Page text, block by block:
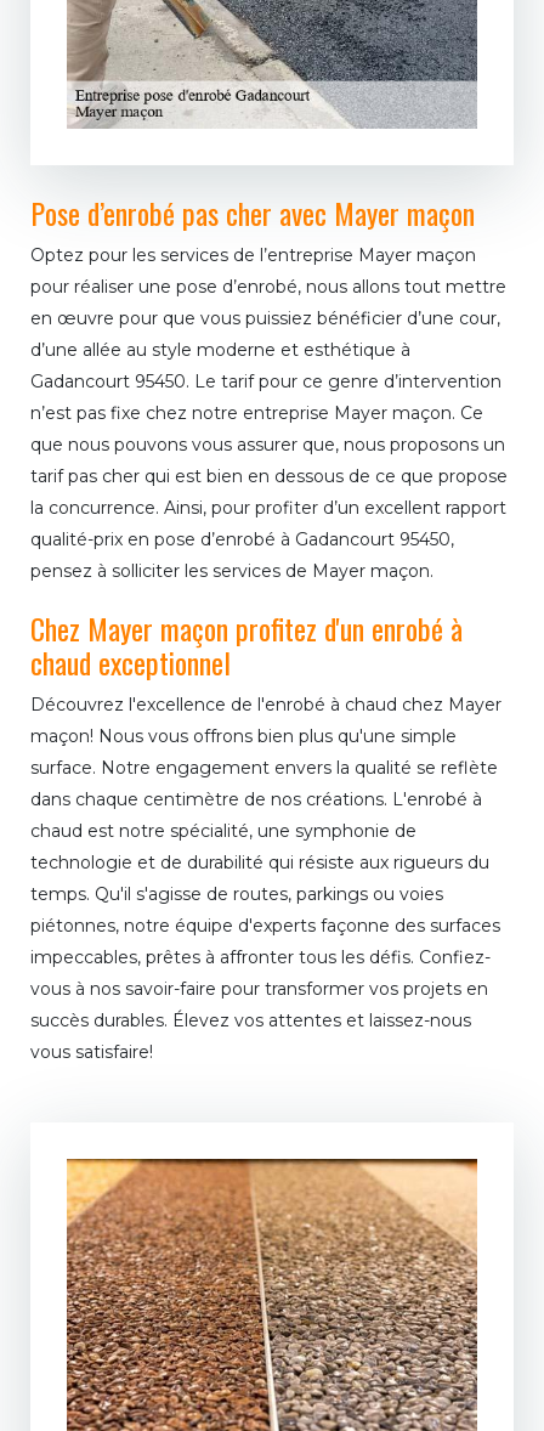
Pose d’enrobé pas cher avec Mayer maçon
Optez pour les services de l’entreprise Mayer maçon
pour réaliser une pose d’enrobé, nous allons tout mettre
en œuvre pour que vous puissiez bénéficier d’une cour,
d’une allée au style moderne et esthétique à
Gadancourt 95450. Le tarif pour ce genre d’intervention
n’est pas fixe chez notre entreprise Mayer maçon. Ce
que nous pouvons vous assurer que, nous proposons un
tarif pas cher qui est bien en dessous de ce que propose
la concurrence. Ainsi, pour profiter d’un excellent rapport
qualité-prix en pose d’enrobé à Gadancourt 95450,
pensez à solliciter les services de Mayer maçon.
Chez Mayer maçon profitez d'un enrobé à
chaud exceptionnel
Découvrez l'excellence de l'enrobé à chaud chez Mayer
maçon! Nous vous offrons bien plus qu'une simple
surface. Notre engagement envers la qualité se reflète
dans chaque centimètre de nos créations. L'enrobé à
chaud est notre spécialité, une symphonie de
technologie et de durabilité qui résiste aux rigueurs du
temps. Qu'il s'agisse de routes, parkings ou voies
piétonnes, notre équipe d'experts façonne des surfaces
impeccables, prêtes à affronter tous les défis. Confiez-
vous à nos savoir-faire pour transformer vos projets en
succès durables. Élevez vos attentes et laissez-nous
vous satisfaire!